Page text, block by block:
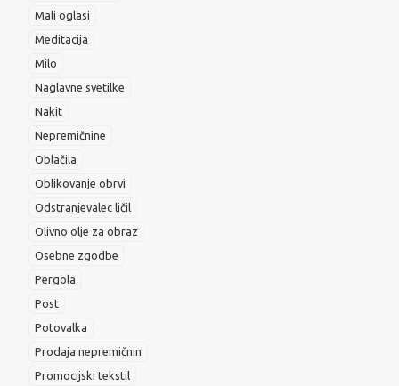
Mali oglasi
Meditacija
Milo
Naglavne svetilke
Nakit
Nepremičnine
Oblačila
Oblikovanje obrvi
Odstranjevalec ličil
Olivno olje za obraz
Osebne zgodbe
Pergola
Post
Potovalka
Prodaja nepremičnin
Promocijski tekstil